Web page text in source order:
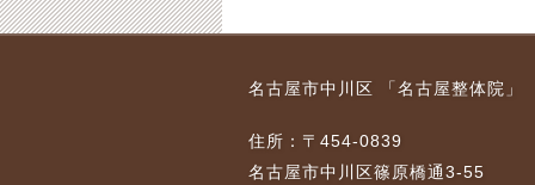
名古屋市中川区 「名古屋整体院」
住所：〒454-0839
名古屋市中川区篠原橋通3-55